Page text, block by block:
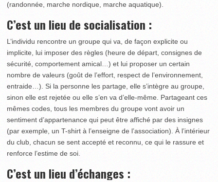
(randonnée, marche nordique, marche aquatique).
C’est un lieu de socialisation :
L’individu rencontre un groupe qui va, de façon explicite ou
implicite, lui imposer des règles (heure de départ, consignes de
sécurité, comportement amical…) et lui proposer un certain
nombre de valeurs (goût de l’effort, respect de l’environnement,
entraide…). Si la personne les partage, elle s’intègre au groupe,
sinon elle est rejetée ou elle s’en va d’elle-même. Partageant ces
mêmes codes, tous les membres du groupe vont avoir un
sentiment d’appartenance qui peut être affiché par des insignes
(par exemple, un T-shirt à l’enseigne de l’association). À l’intérieur
du club, chacun se sent accepté et reconnu, ce qui le rassure et
renforce l’estime de soi.
C’est un lieu d’échanges :